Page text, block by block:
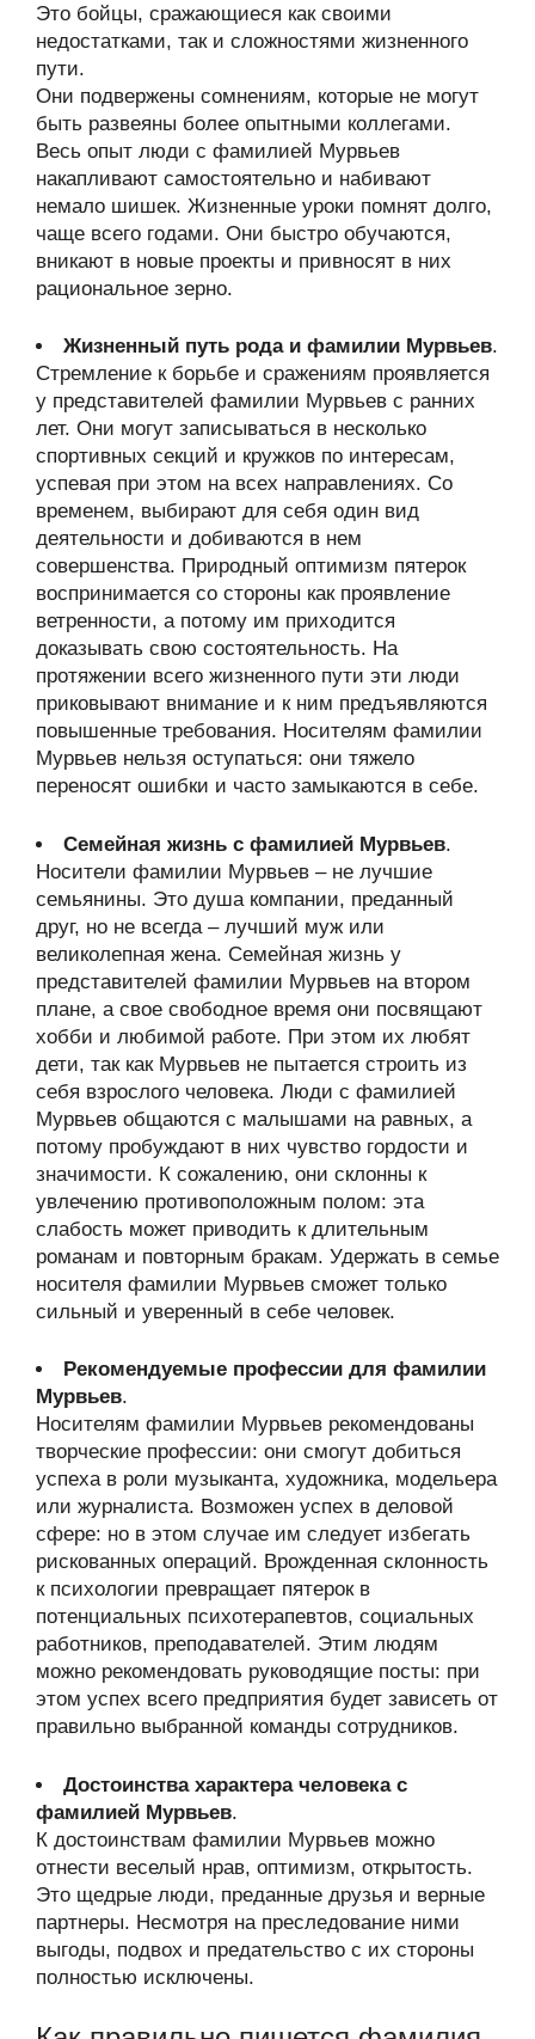
Это бойцы, сражающиеся как своими
недостатками, так и сложностями жизненного
пути.
Они подвержены сомнениям, которые не могут
быть развеяны более опытными коллегами.
Весь опыт люди с фамилией Мурвьев
накапливают самостоятельно и набивают
немало шишек. Жизненные уроки помнят долго,
чаще всего годами. Они быстро обучаются,
вникают в новые проекты и привносят в них
рациональное зерно.
Жизненный путь рода и фамилии Мурвьев.
Стремление к борьбе и сражениям проявляется
у представителей фамилии Мурвьев с ранних
лет. Они могут записываться в несколько
спортивных секций и кружков по интересам,
успевая при этом на всех направлениях. Со
временем, выбирают для себя один вид
деятельности и добиваются в нем
совершенства. Природный оптимизм пятерок
воспринимается со стороны как проявление
ветренности, а потому им приходится
доказывать свою состоятельность. На
протяжении всего жизненного пути эти люди
приковывают внимание и к ним предъявляются
повышенные требования. Носителям фамилии
Мурвьев нельзя оступаться: они тяжело
переносят ошибки и часто замыкаются в себе.
Семейная жизнь с фамилией Мурвьев.
Носители фамилии Мурвьев – не лучшие
семьянины. Это душа компании, преданный
друг, но не всегда – лучший муж или
великолепная жена. Семейная жизнь у
представителей фамилии Мурвьев на втором
плане, а свое свободное время они посвящают
хобби и любимой работе. При этом их любят
дети, так как Мурвьев не пытается строить из
себя взрослого человека. Люди с фамилией
Мурвьев общаются с малышами на равных, а
потому пробуждают в них чувство гордости и
значимости. К сожалению, они склонны к
увлечению противоположным полом: эта
слабость может приводить к длительным
романам и повторным бракам. Удержать в семье
носителя фамилии Мурвьев сможет только
сильный и уверенный в себе человек.
Рекомендуемые профессии для фамилии
Мурвьев.
Носителям фамилии Мурвьев рекомендованы
творческие профессии: они смогут добиться
успеха в роли музыканта, художника, модельера
или журналиста. Возможен успех в деловой
сфере: но в этом случае им следует избегать
рискованных операций. Врожденная склонность
к психологии превращает пятерок в
потенциальных психотерапевтов, социальных
работников, преподавателей. Этим людям
можно рекомендовать руководящие посты: при
этом успех всего предприятия будет зависеть от
правильно выбранной команды сотрудников.
Достоинства характера человека с
фамилией Мурвьев.
К достоинствам фамилии Мурвьев можно
отнести веселый нрав, оптимизм, открытость.
Это щедрые люди, преданные друзья и верные
партнеры. Несмотря на преследование ними
выгоды, подвох и предательство с их стороны
полностью исключены.